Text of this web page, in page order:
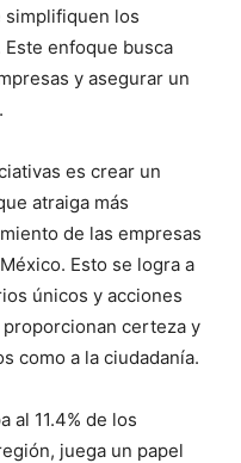
simplifiquen los
enfoque busca
y asegurar un
es crear un
atraiga más
de las empresas
Esto se logra a
únicos y acciones
certeza y
como a la ciudadanía.
al 11.4% de los
juega un papel